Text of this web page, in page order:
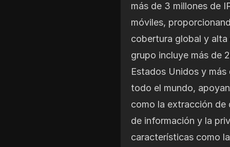
más de 3 millones de
móviles,
cobertura global y
grupo incluye más de
Estados Unidos y
todo el mundo,
como la extracción de
de información y la
características como